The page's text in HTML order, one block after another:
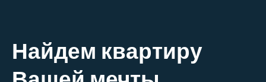
Найдем квартиру